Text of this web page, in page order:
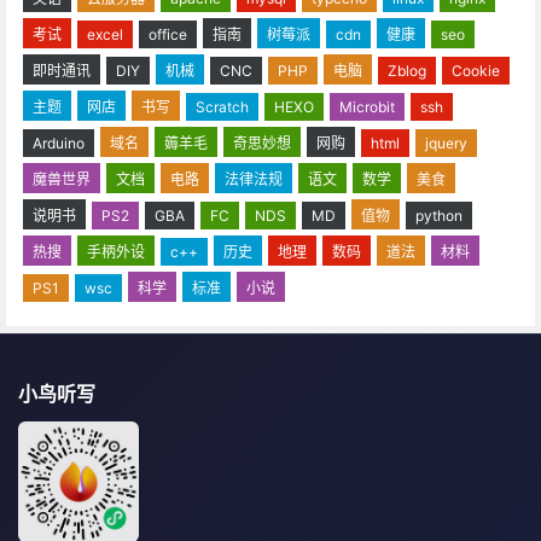
考试
excel office 指南 树莓派 cdn 健康
seo
即时通讯
DIY 机械 CNC PHP 电脑 Zblog
Cookie
主题
网店 书写 Scratch HEXO Microbit
ssh
Arduino
域名 薅羊毛 奇思妙想 网购 html
jquery
魔兽世界
文档 电路 法律法规 语文 数学
美食
说明书
PS2 GBA FC NDS MD 值物
python
热搜
手柄外设 c++ 历史 地理 数码 道法
材料
PS1
wsc 科学 标准 小说
小鸟听写